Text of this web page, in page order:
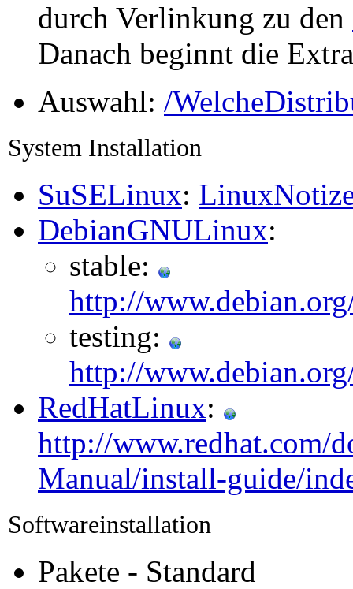
durch Verlinkung zu den
Danach beginnt die
Auswahl: /
System Installation
SuSELinux:
DebianGNULinux:
stable:
http://
testing:
http://
RedHatLinux:
http://www.redhat.com/
Manual/install-guide/
Softwareinstallation
Pakete - Standard